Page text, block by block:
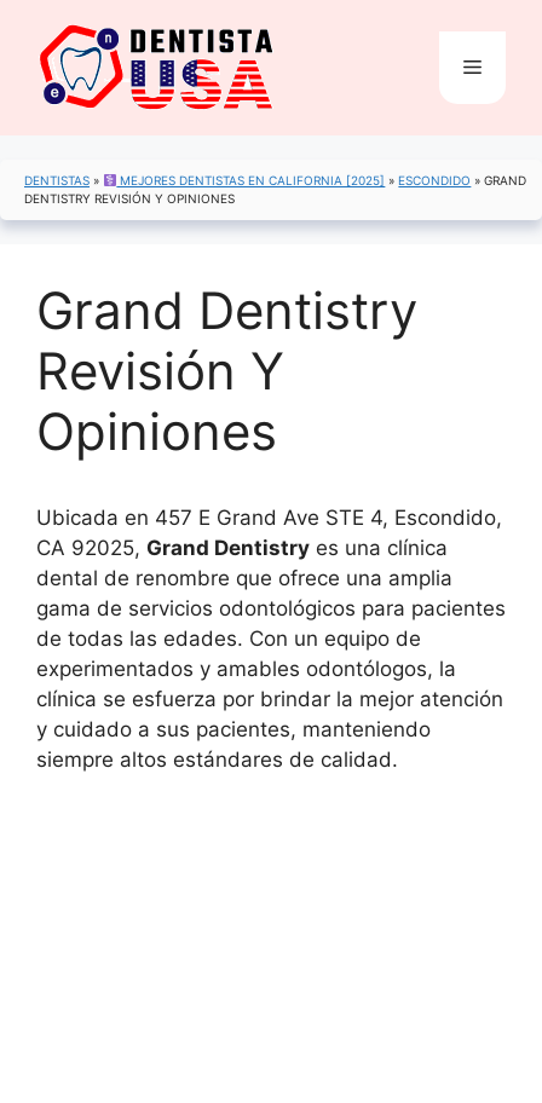
contenido
Menú
DENTISTAS » MEJORES DENTISTAS EN CALIFORNIA [2025] »ESCONDIDO »GRAND
DENTISTRY REVISIÓN Y OPINIONES
Grand Dentistry
Revisión Y
Opiniones
Ubicada en 457 E Grand Ave STE 4, Escondido,
CA 92025, Grand Dentistry es una clínica
dental de renombre que ofrece una amplia
gama de servicios odontológicos para pacientes
de todas las edades. Con un equipo de
experimentados y amables odontólogos, la
clínica se esfuerza por brindar la mejor atención
y cuidado a sus pacientes, manteniendo
siempre altos estándares de calidad.